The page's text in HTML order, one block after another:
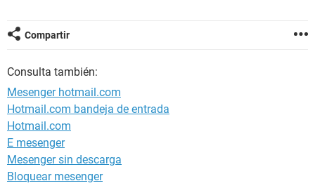
Compartir
Consulta también:
Mesenger hotmail.com
Hotmail.com bandeja de entrada
Hotmail.com
E mesenger
Mesenger sin descarga
Bloquear mesenger